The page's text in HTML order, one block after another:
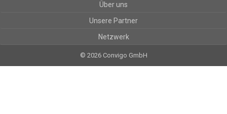
Über uns
Unsere Partner
Netzwerk
© 2026 Convigo GmbH